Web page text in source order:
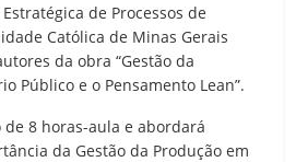
de Processos de
Católica de Minas Gerais
da obra “Gestão da
Público e o Pensamento Lean”.
8 horas-aula e abordará
da Gestão da Produção em